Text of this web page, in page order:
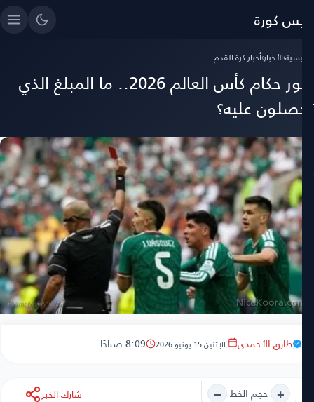
كورة
›الأخبار›أخبار كرة القدم
أجور حكام كأس العالم 2026.. ما المبلغ الذي
عليه؟
طارق الأحمدي الإثنين 15 يونيو 2026 8:09 صباحًا
+ حجم الخط − شارك الخبر